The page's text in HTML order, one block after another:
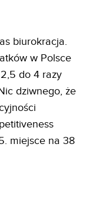
biurokracja.
w Polsce
do 4 razy
dziwnego, że
miejsce na 38